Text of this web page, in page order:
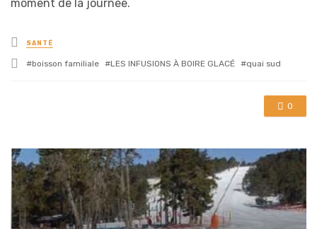
moment de la journée.
Posted
in
SANTÉ
Tagged
boisson familiale LES INFUSIONS À BOIRE GLACÉ quai sud
0